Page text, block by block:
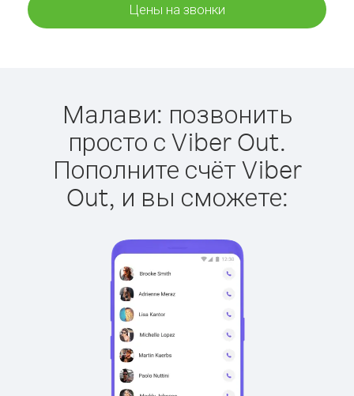
Цены на звонки
Малави: позвонить
просто с Viber Out.
Пополните счёт Viber
Out, и вы сможете: